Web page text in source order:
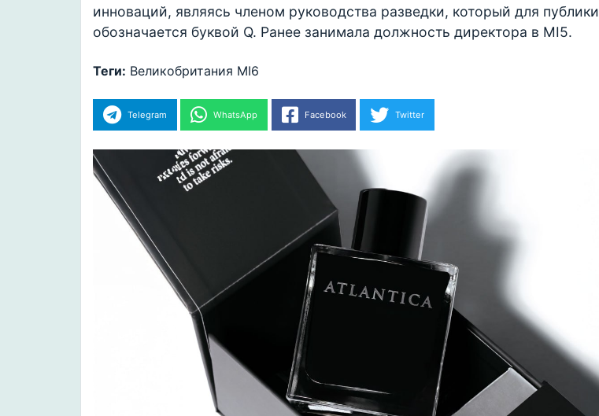
инноваций, являясь членом руководства разведки, который для публики
обозначается буквой Q. Ранее занимала должность директора в MI5.
Теги: Великобритания MI6
Telegram WhatsApp Facebook Twitter